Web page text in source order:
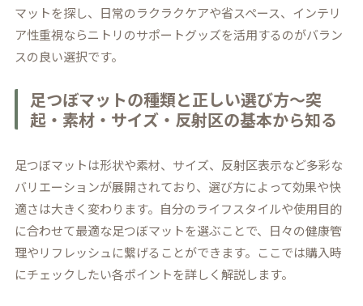
マットを探し、日常のラクラクケアや省スペース、インテリ
ア性重視ならニトリのサポートグッズを活用するのがバラン
スの良い選択です。
足つぼマットの種類と正しい選び方～突
起・素材・サイズ・反射区の基本から知る
足つぼマットは形状や素材、サイズ、反射区表示など多彩な
バリエーションが展開されており、選び方によって効果や快
適さは大きく変わります。自分のライフスタイルや使用目的
に合わせて最適な足つぼマットを選ぶことで、日々の健康管
理やリフレッシュに繋げることができます。ここでは購入時
にチェックしたい各ポイントを詳しく解説します。